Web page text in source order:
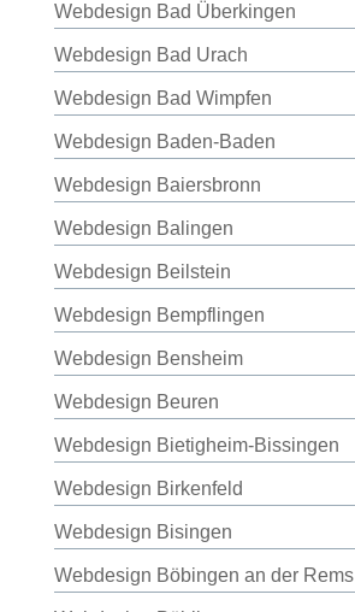
Webdesign Bad Überkingen
Webdesign Bad Urach
Webdesign Bad Wimpfen
Webdesign Baden-Baden
Webdesign Baiersbronn
Webdesign Balingen
Webdesign Beilstein
Webdesign Bempflingen
Webdesign Bensheim
Webdesign Beuren
Webdesign Bietigheim-Bissingen
Webdesign Birkenfeld
Webdesign Bisingen
Webdesign Böbingen an der Rems